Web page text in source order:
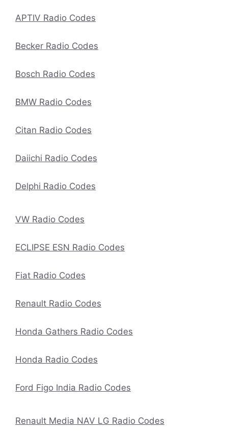
APTIV Radio Codes
Becker Radio Codes
Bosch Radio Codes
BMW Radio Codes
Citan Radio Codes
Daiichi Radio Codes
Delphi Radio Codes
VW Radio Codes
ECLIPSE ESN Radio Codes
Fiat Radio Codes
Renault Radio Codes
Honda Gathers Radio Codes
Honda Radio Codes
Ford Figo India Radio Codes
Renault Media NAV LG Radio Codes